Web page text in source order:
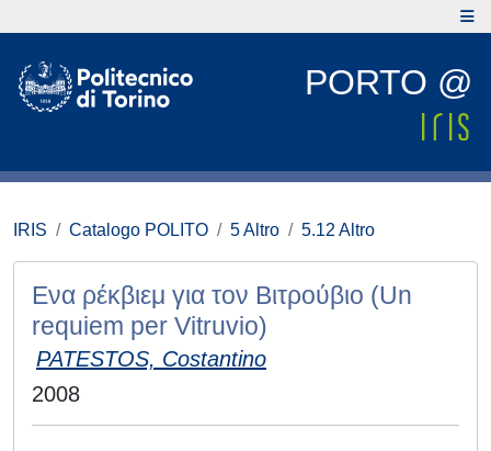
PORTO @
IRIS Catalogo POLITO 5 Altro 5.12 Altro
Ενα ρέκβιεμ για τον Βιτρούβιο (Un
requiem per Vitruvio)
PATESTOS, Costantino
2008